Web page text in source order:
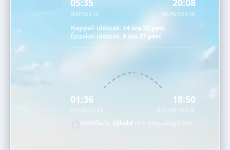
05:35
NAPKELTE
20:08
NAPNYUGTA
Nappali időszak: 14 óra 33 perc
Éjszakai időszak:9 óra 27 perc
01:36 18:50
HOLDNYUGTA
Holdfázis: Újhold